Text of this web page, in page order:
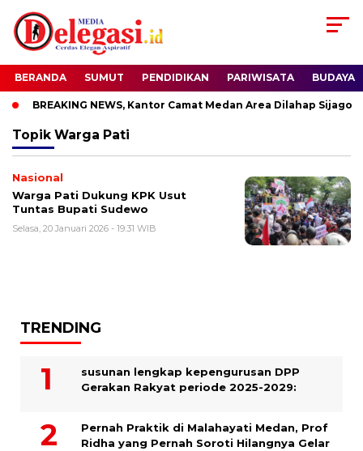
BERANDA SUMUT PENDIDIKAN PARIWISATA BUDAYA
BREAKING NEWS, Kantor Camat Medan Area Dilahap Sijago
Topik Warga Pati
Nasional
Warga Pati Dukung KPK Usut
Tuntas Bupati Sudewo
Selasa, 20 Januari 2026 - 19:31 WIB
TRENDING
susunan lengkap kepengurusan DPP
Gerakan Rakyat periode 2025-2029:
Pernah Praktik di Malahayati Medan, Prof
Ridha yang Pernah Soroti Hilangnya Gelar